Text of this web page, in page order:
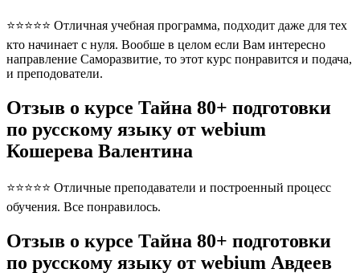
⭐⭐⭐⭐⭐ Отличная учебная программа, подходит даже для тех
кто начинает с нуля. Вообше в целом если Вам интересно
направление Саморазвитие, то этот курс понравится и подача,
и преподователи.
Отзыв о курсе Тайна 80+ подготовки
по русскому языку от webium
Кошерева Валентина
⭐⭐⭐⭐⭐ Отличные преподаватели и построенный процесс
обучения. Все понравилось.
Отзыв о курсе Тайна 80+ подготовки
по русскому языку от webium Авдеев